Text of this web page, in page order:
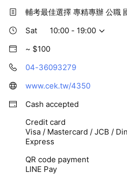
輔考最佳選擇 專精專辦 公職
Sat
10:00 - 19:00
~ $100
04-36093279
www.cek.tw/4350
Cash accepted
Credit card
Visa / Mastercard / JCB /
Express
QR code payment
LINE Pay